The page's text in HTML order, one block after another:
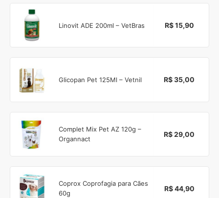
Linovit ADE 200ml – VetBras R$ 15,90
Glicopan Pet 125Ml – Vetnil R$ 35,00
Complet Mix Pet AZ 120g –
Organnact
R$ 29,00
Coprox Coprofagia para Cães
60g
R$ 44,90